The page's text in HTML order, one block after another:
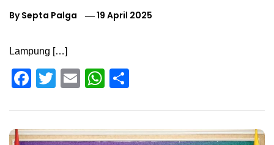
BySepta Palga 19 April 2025
Lampung […]
Facebook
Twitter
EmailWhatsApp